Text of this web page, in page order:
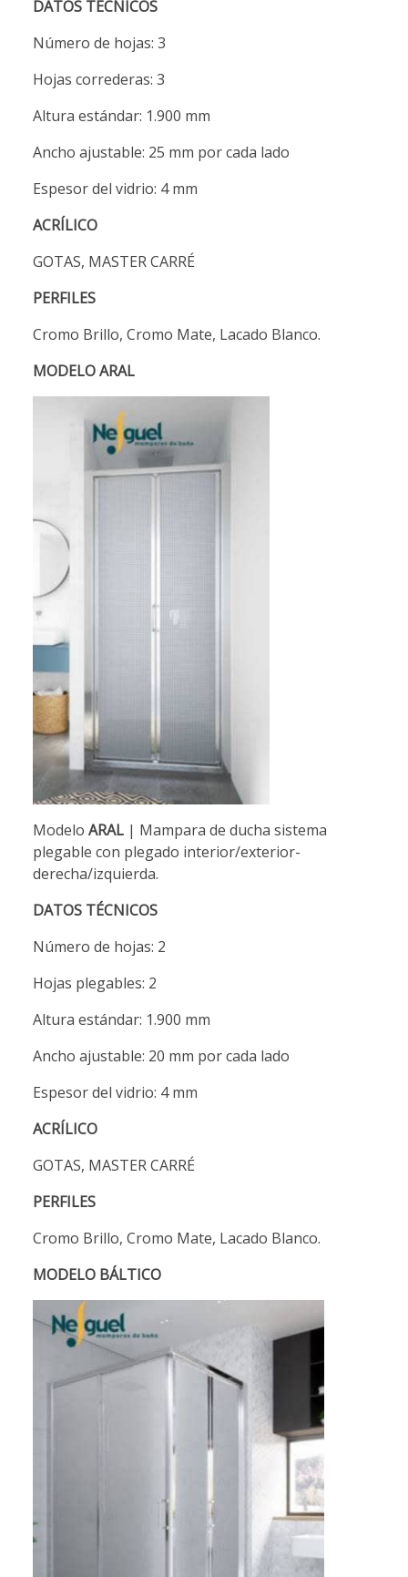
DATOS TÉCNICOS
Número de hojas: 3
Hojas correderas: 3
Altura estándar: 1.900 mm
Ancho ajustable: 25 mm por cada lado
Espesor del vidrio: 4 mm
ACRÍLICO
GOTAS, MASTER CARRÉ
PERFILES
Cromo Brillo, Cromo Mate, Lacado Blanco.
MODELO ARAL
Modelo ARAL | Mampara de ducha sistema
plegable con plegado interior/exterior-
derecha/izquierda.
DATOS TÉCNICOS
Número de hojas: 2
Hojas plegables: 2
Altura estándar: 1.900 mm
Ancho ajustable: 20 mm por cada lado
Espesor del vidrio: 4 mm
ACRÍLICO
GOTAS, MASTER CARRÉ
PERFILES
Cromo Brillo, Cromo Mate, Lacado Blanco.
MODELO BÁLTICO